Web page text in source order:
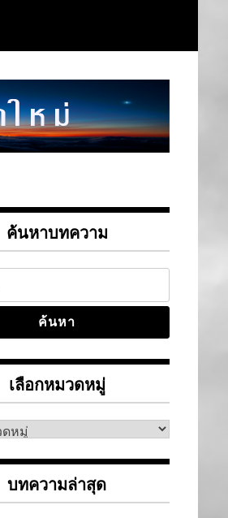
ค้นหาบทความ
เลือกหมวดหมู่
บทความล่าสุด